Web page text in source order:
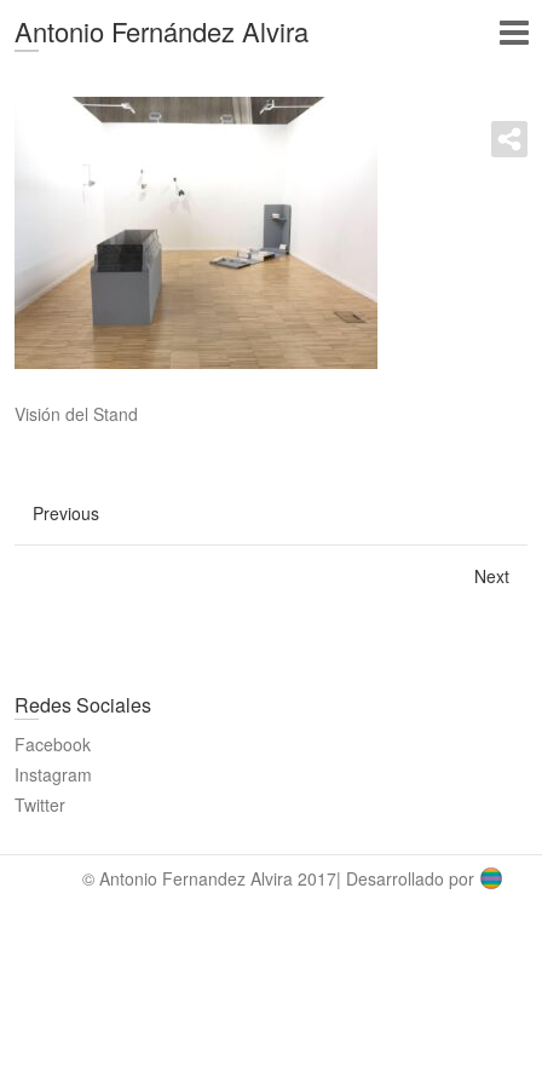
Antonio Fernández Alvira
Visión del Stand
Previous
Next
Redes Sociales
Facebook
Instagram
Twitter
© Antonio Fernandez Alvira 2017| Desarrollado por